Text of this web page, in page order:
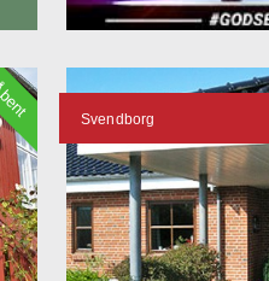
Svendborg